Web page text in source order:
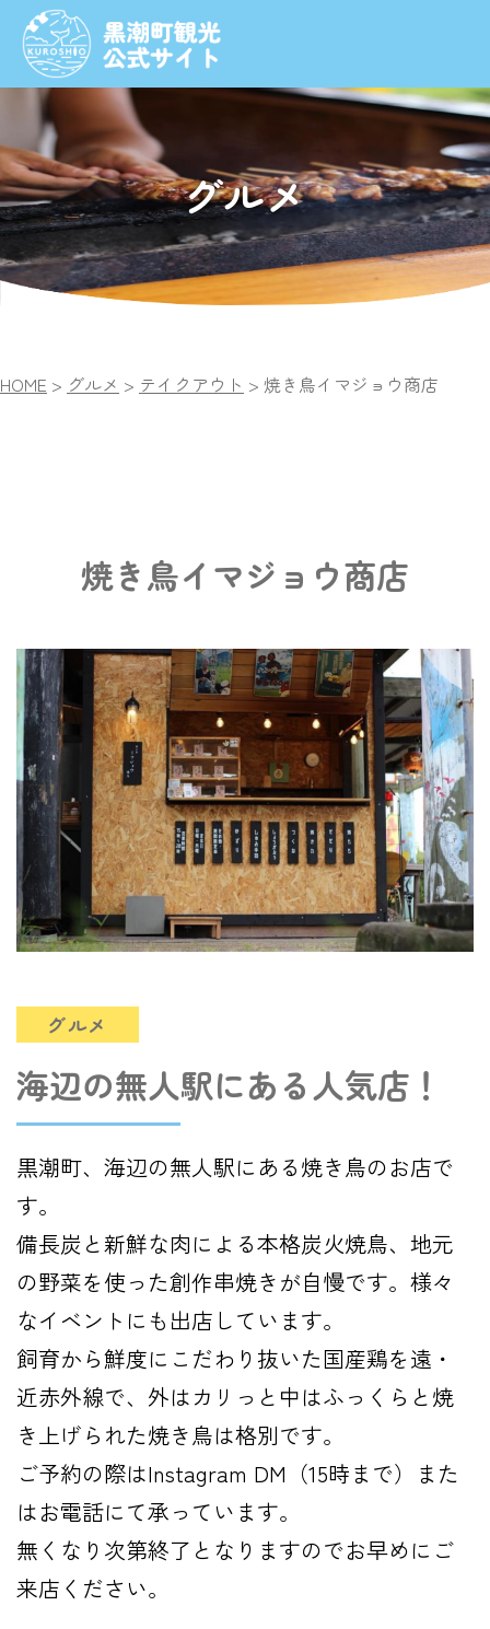
グルメ
HOME > グルメ > テイクアウト > 焼き鳥イマジョウ商店
焼き鳥イマジョウ商店
グルメ
海辺の無人駅にある人気店！
黒潮町、海辺の無人駅にある焼き鳥のお店で
す。
備長炭と新鮮な肉による本格炭火焼鳥、地元
の野菜を使った創作串焼きが自慢です。様々
なイベントにも出店しています。
飼育から鮮度にこだわり抜いた国産鶏を遠・
近赤外線で、外はカリっと中はふっくらと焼
き上げられた焼き鳥は格別です。
ご予約の際はInstagram DM（15時まで）また
はお電話にて承っています。
無くなり次第終了となりますのでお早めにご
来店ください。